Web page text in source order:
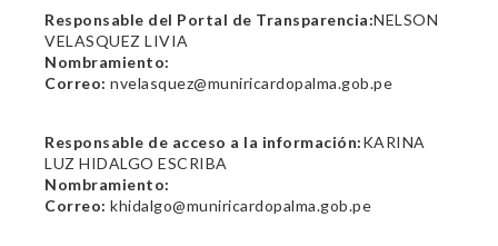
Responsable del Portal de Transparencia:NELSON
VELASQUEZ LIVIA
Nombramiento:
Correo: nvelasquez@muniricardopalma.gob.pe
Responsable de acceso a la información:KARINA
LUZ HIDALGO ESCRIBA
Nombramiento:
Correo: khidalgo@muniricardopalma.gob.pe